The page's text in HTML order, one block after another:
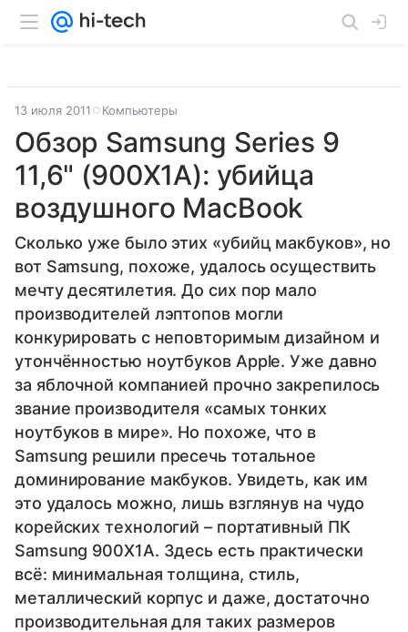
13 июля 2011 Компьютеры
Обзор Samsung Series 9
11,6" (900X1A): убийца
воздушного MacBook
Сколько уже было этих «убийц макбуков», но
вот Samsung, похоже, удалось осуществить
мечту десятилетия. До сих пор мало
производителей лэптопов могли
конкурировать с неповторимым дизайном и
утончённостью ноутбуков Apple. Уже давно
за яблочной компанией прочно закрепилось
звание производителя «самых тонких
ноутбуков в мире». Но похоже, что в
Samsung решили пресечь тотальное
доминирование макбуков. Увидеть, как им
это удалось можно, лишь взглянув на чудо
корейских технологий – портативный ПК
Samsung 900X1A. Здесь есть практически
всё: минимальная толщина, стиль,
металлический корпус и даже, достаточно
производительная для таких размеров